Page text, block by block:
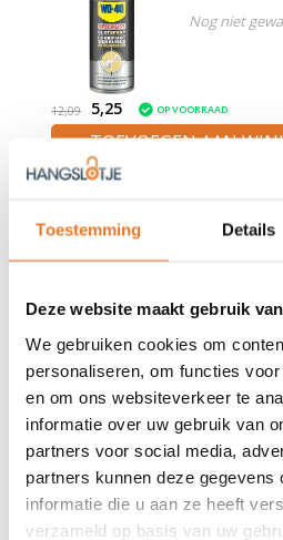
Toestemming Details
Deze website maakt gebruik
We gebruiken cookies om
personaliseren, om functies
en om ons websiteverkeer te
informatie over uw gebruik van
partners voor social media,
partners kunnen deze gegevens
informatie die u aan ze heeft
verzameld op basis van uw
Nog niet
12,09 5,25 OP VOORRAAD
TOEVOEGEN AAN
4,95 3,95 OP VOORRAAD
TOEVOEGEN AAN
GRATIS